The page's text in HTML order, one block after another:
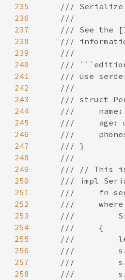
235
236
237
238
239
240
241
242
243
244
245
246
247
248
249
250
251
252
253
254
255
256
257
258